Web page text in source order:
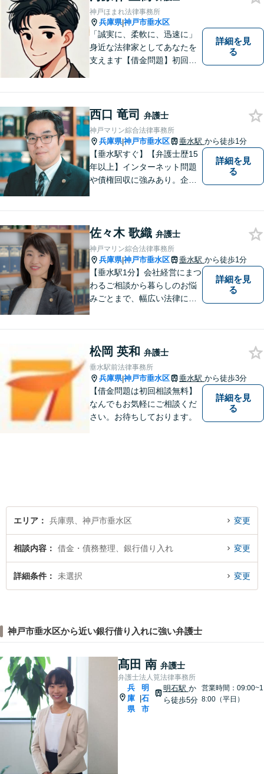
神戸ほまれ法律事務所
兵庫県|神戸市垂水区
「誠実に、柔軟に、迅速に」
身近な法律家としてあなたを
支えます【借金問題】初回相
生後の手続き・トラブル対応
までワンストップで対応【オ
ンライン面談OK】
詳細を見
る
西口 竜司 弁護士
神戸マリン綜合法律事務所
兵庫県|神戸市垂水区 垂水駅 から徒歩1分
【垂水駅すぐ】【弁護士歴15
年以上】インターネット問題
や債権回収に強みあり。企業
しづらくてもご安心くださ
い。【分割払いOK】【休日・
夜間面談・ビデオ面談可】
詳細を見
る
佐々木 歌織 弁護士
神戸マリン綜合法律事務所
兵庫県|神戸市垂水区 垂水駅 から徒歩1分
【垂水駅1分】会社経営にまつ
わるご相談から暮らしのお悩
みごとまで、幅広い法律にま
ますので、悩まれる前に、お
早めにご相談ください。
詳細を見
る
松岡 英和 弁護士
垂水駅前法律事務所
兵庫県|神戸市垂水区 垂水駅 から徒歩3分
【借金問題は初回相談無料】
なんでもお気軽にご相談くだ
さい。お待ちしております。
詳細を見
る
エリア 兵庫県、神戸市垂水区 変更
相談内容 借金・債務整理、銀行借り入れ 変更
詳細条件 未選択 変更
神戸市垂水区から近い銀行借り入れに強い弁護士
髙田 南 弁護士
弁護士法人筧法律事務所
兵
庫
県
明
石
市
明石駅 か
ら徒歩5分
営業時間：09:00~1
8:00（平日）